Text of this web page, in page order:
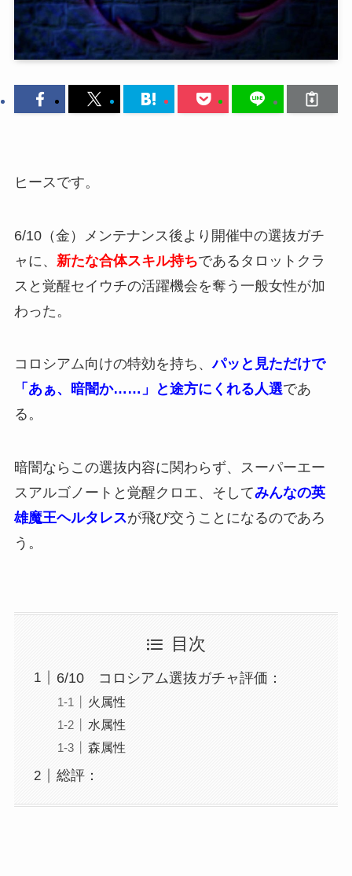
ヒースです。
6/10（金）メンテナンス後より開催中の選抜ガチ
ャに、 新たな合体スキル持ちであるタロットクラ
スと覚醒セイウチの活躍機会を奪う一般女性が加
わった。
コロシアム向けの特効を持ち、パッと見ただけで
「あぁ、暗闇か……」と途方にくれる人選であ
る。
暗闇ならこの選抜内容に関わらず、スーパーエー
スアルゴノートと覚醒クロエ、そしてみんなの英
雄魔王ヘルタレスが飛び交うことになるのであろ
う。
目次
6/10 コロシアム選抜ガチャ評価：
火属性
水属性
森属性
総評：